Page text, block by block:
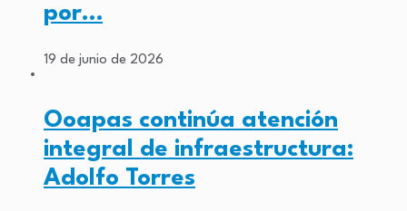
por…
19 de junio de 2026
Ooapas continúa atención
integral de infraestructura:
Adolfo Torres